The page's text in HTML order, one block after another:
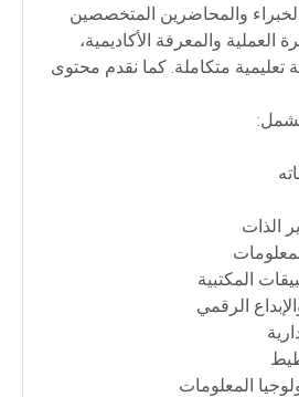
والمحاضرين المتخصصين
العملية والمعرفة الأكاديمية،
تعليمية متكاملة. كما نقدم محتوى
تشمل:
الذات
المكتبية
الرقمي
المعلومات